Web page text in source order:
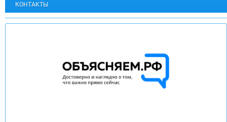
КОНТАКТЫ